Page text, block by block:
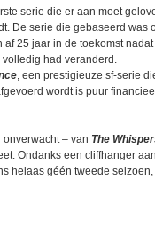
serie die er aan moet
De serie die gebaseerd was
af 25 jaar in de toekomst
had veranderd.
, een prestigieuze sf-serie
wordt is puur
– van The
Ondanks een cliffhanger
helaas géén tweede